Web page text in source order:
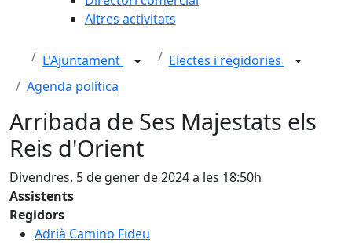
Altres activitats
L'Ajuntament
Electes i regidories
Agenda política
Arribada de Ses Majestats els
Reis d'Orient
Divendres, 5 de gener de 2024 a les 18:50h
Assistents
Regidors
Adrià Camino Fideu